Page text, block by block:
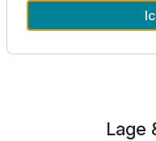
Alle Infos zum
Lage